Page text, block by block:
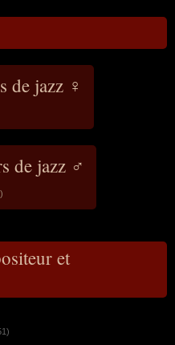
de jazz ♀
de jazz ♂
et